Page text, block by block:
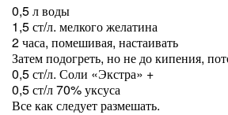
0,5 л воды
1,5 ст/л. мелкого желатина
2 часа, помешивая, настаивать
Затем подогреть, но не до кипения,
0,5 ст/л. Соли «Экстра» +
0,5 ст/л 70% уксуса
Все как следует размешать.